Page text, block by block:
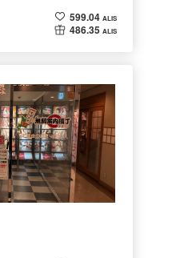
599.04 ALIS
486.35 ALIS